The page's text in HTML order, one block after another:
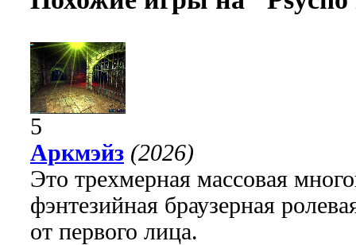
5
Аркмэйз (2026)
Это трехмерная массовая
фэнтезийная браузерная
от первого лица.